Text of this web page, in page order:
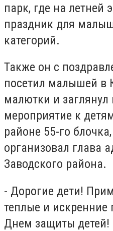
парк, где на летней
праздник для
категорий.
Также он с
посетил малышей в
малютки и
мероприятие к
районе 55-го
организовал глава
Заводского района.
- Дорогие дети!
теплые и искренние
Днем защиты детей!